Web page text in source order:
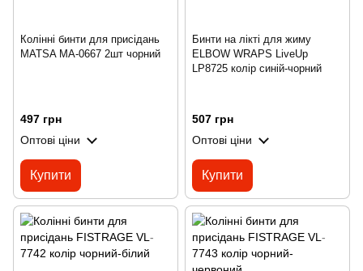
Колінні бинти для присідань
MATSA MA-0667 2шт чорний
497 грн
Оптові ціни
Купити
Бинти на лікті для жиму
ELBOW WRAPS LiveUp
LP8725 колір синій-чорний
507 грн
Оптові ціни
Купити